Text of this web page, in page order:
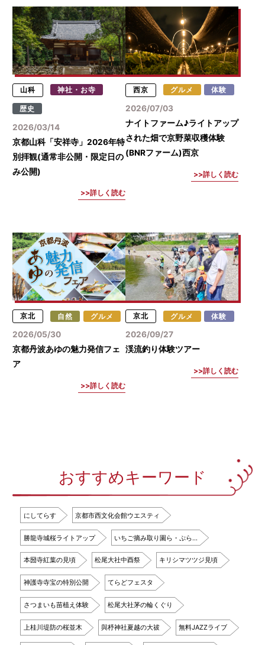
山科 神社・お寺
歴史
2026/03/14
京都山科「安祥寺」2026年特
別拝観(通常非公開・限定日の
み公開)
詳しく読む
西京 グルメ 体験
2026/07/03
ナイトファーム♪ライトアップ
された畑で京野菜収穫体験
(BNRファーム)西京
詳しく読む
京北 自然 グルメ
2026/05/30
京都丹波あゆの魅力発信フェ
ア
詳しく読む
京北 グルメ 体験
2026/09/27
渓流釣り体験ツアー
詳しく読む
おすすめキーワード
にしてらす 京都市西文化会館ウエスティ
勝龍寺城桜ライトアップ いちご摘み取り園ら・ぷら…
本圀寺紅葉の見頃 松尾大社中酉祭 キリシマツツジ見頃
神護寺寺宝の特別公開 てらどフェスタ
さつまいも苗植え体験 松尾大社茅の輪くぐり
上桂川堤防の桜並木 與杼神社夏越の大祓 無料JAZZライブ